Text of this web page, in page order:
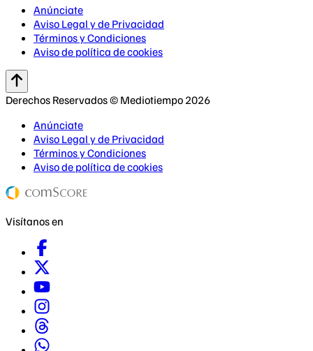
Anúnciate
Aviso Legal y de Privacidad
Términos y Condiciones
Aviso de política de cookies
Derechos Reservados © Mediotiempo 2026
Anúnciate
Aviso Legal y de Privacidad
Términos y Condiciones
Aviso de política de cookies
Visítanos en